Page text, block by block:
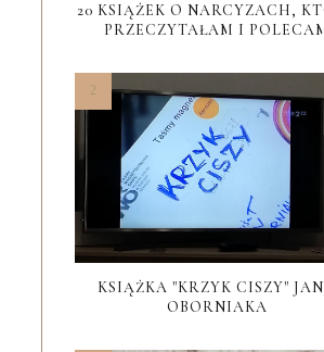
20 KSIĄŻEK O NARCYZACH,
PRZECZYTAŁAM I
KSIĄŻKA "KRZYK CISZY"
OBORNIAKA